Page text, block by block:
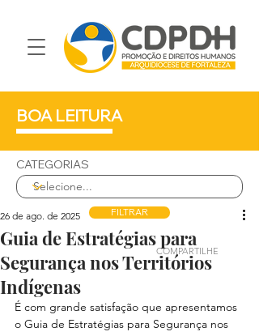
BOA LEITURA
Guia de Estratégias para
Segurança nos Territórios
Indígenas
26 de ago. de 2025
É com grande satisfação que apresentamos
o Guia de Estratégias para Segurança nos
COMPARTILHE
CATEGORIAS
FILTRAR